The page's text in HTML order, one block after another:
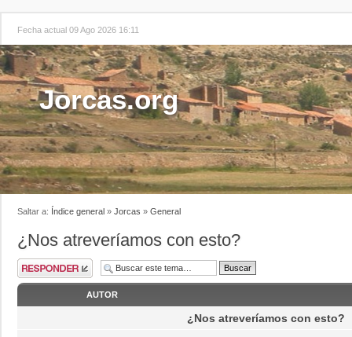
Fecha actual 09 Ago 2026 16:11
Jorcas.org
Saltar a: Índice general » Jorcas » General
¿Nos atreveríamos con esto?
AUTOR
¿Nos atreveríamos con esto?